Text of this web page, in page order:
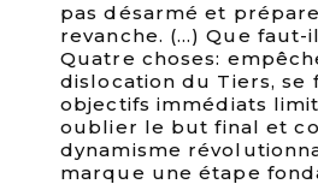
pas désarmé et
revanche. (…) Que faut-
Quatre choses:
dislocation du Tiers, se
objectifs immédiats
oublier le but final et
dynamisme
marque une étape